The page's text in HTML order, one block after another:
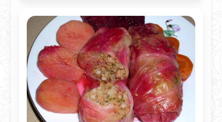
и будет жестким. В этом рецепте
картошка со сливочным маслом и
чесноком просто идеально дополняет
нежность мяса. Получается честный и
очень уютный ужин, ради которого не
нужно никуда идти.